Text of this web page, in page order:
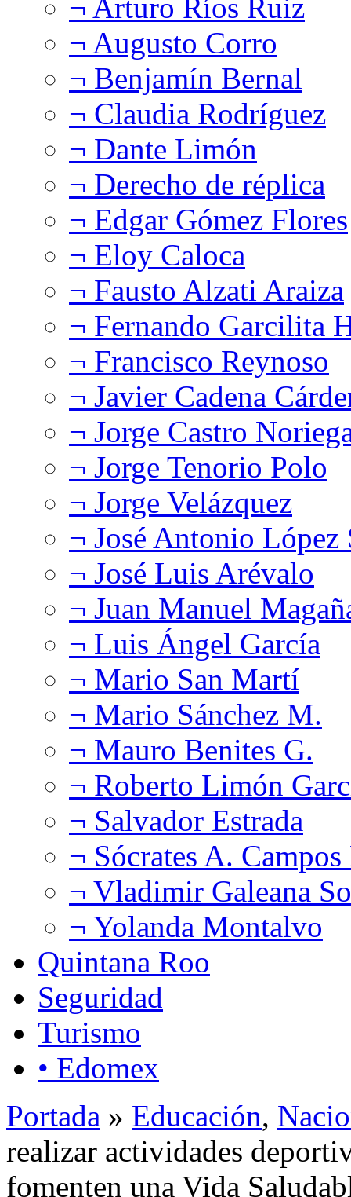
¬ Arturo Ríos Ruiz
¬ Augusto Corro
¬ Benjamín Bernal
¬ Claudia Rodríguez
¬ Dante Limón
¬ Derecho de réplica
¬ Edgar Gómez Flores
¬ Eloy Caloca
¬ Fausto Alzati Araiza
¬ Fernando Garcilita
¬ Francisco Reynoso
¬ Javier Cadena
¬ Jorge Castro
¬ Jorge Tenorio Polo
¬ Jorge Velázquez
¬ José Antonio López
¬ José Luis Arévalo
¬ Juan Manuel
¬ Luis Ángel García
¬ Mario San Martí
¬ Mario Sánchez M.
¬ Mauro Benites G.
¬ Roberto Limón
¬ Salvador Estrada
¬ Sócrates A.
¬ Vladimir Galeana
¬ Yolanda Montalvo
Quintana Roo
Seguridad
Turismo
• Edomex
Portada » Educación,
realizar actividades
fomenten una Vida